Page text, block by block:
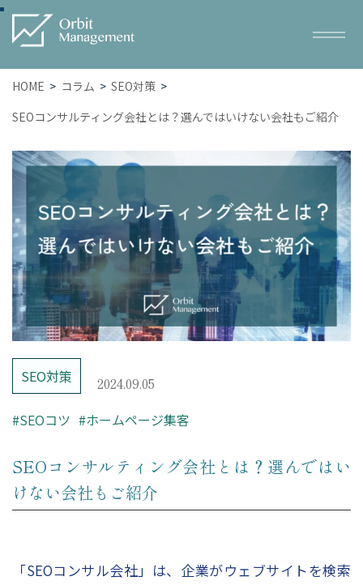
Service
サービス一覧
– トータルWEBマーケティング
– SEO対策
– WEB広告
– ホームページ・LP制作
– レポーティング
Price
コンサルティング料金
Company
HOME コラム
SEO対策
SEOコンサルティング会社とは？選んではいけない会社もご紹介
SEO対策
2024.09.05
#SEOコツ #ホームページ集客
SEOコンサルティング会社とは？選んではい
けない会社もご紹介
「SEOコンサル会社」は、企業がウェブサイトを検索